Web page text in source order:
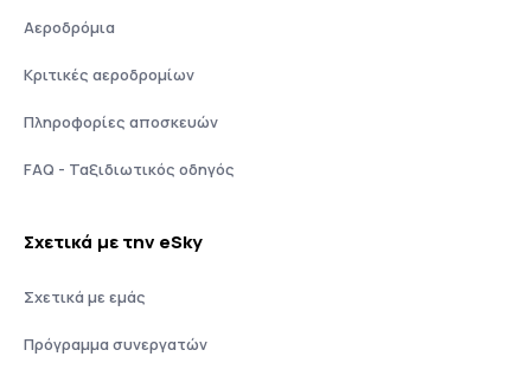
Αεροδρόμια
Κριτικές αεροδρομίων
Πληροφορίες αποσκευών
FAQ - Ταξιδιωτικός οδηγός
Σχετικά με την eSky
Σχετικά με εμάς
Πρόγραμμα συνεργατών